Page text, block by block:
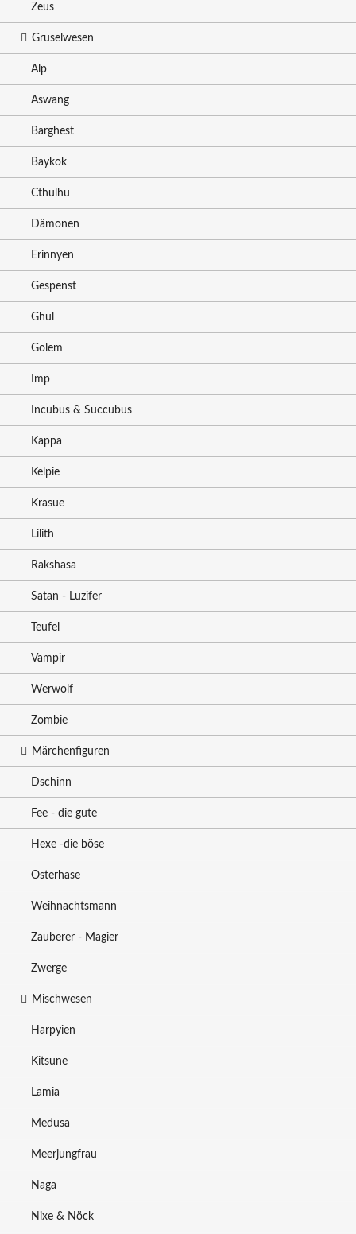
Zeus
Gruselwesen
Alp
Aswang
Barghest
Baykok
Cthulhu
Dämonen
Erinnyen
Gespenst
Ghul
Golem
Imp
Incubus & Succubus
Kappa
Kelpie
Krasue
Lilith
Rakshasa
Satan - Luzifer
Teufel
Vampir
Werwolf
Zombie
Märchenfiguren
Dschinn
Fee - die gute
Hexe -die böse
Osterhase
Weihnachtsmann
Zauberer - Magier
Zwerge
Mischwesen
Harpyien
Kitsune
Lamia
Medusa
Meerjungfrau
Naga
Nixe & Nöck